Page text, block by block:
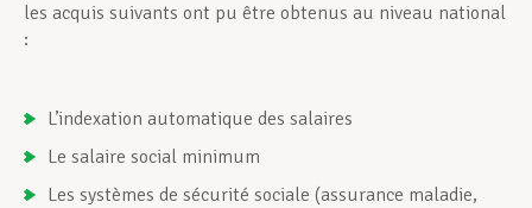
les acquis suivants ont pu être obtenus au niveau national
:
L’indexation automatique des salaires
Le salaire social minimum
Les systèmes de sécurité sociale (assurance maladie,